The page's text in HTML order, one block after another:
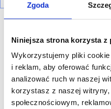
Zgoda
Niniejsza strona korzysta z
Wykorzystujemy pliki
i reklam, aby oferować
analizować ruch w naszej
korzystasz z naszej
społecznościowym,
R E K L A